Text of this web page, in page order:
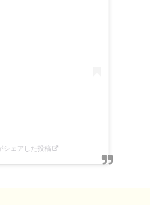
シェアした投稿